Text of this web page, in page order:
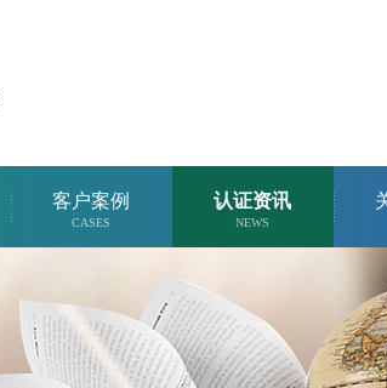
客户案例
CASES
认证资讯
NEWS